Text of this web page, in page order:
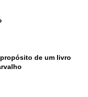
de um livro